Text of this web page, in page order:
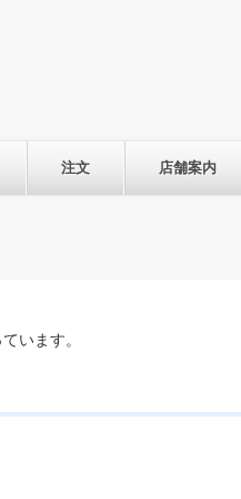
注文 店舗案内
います。